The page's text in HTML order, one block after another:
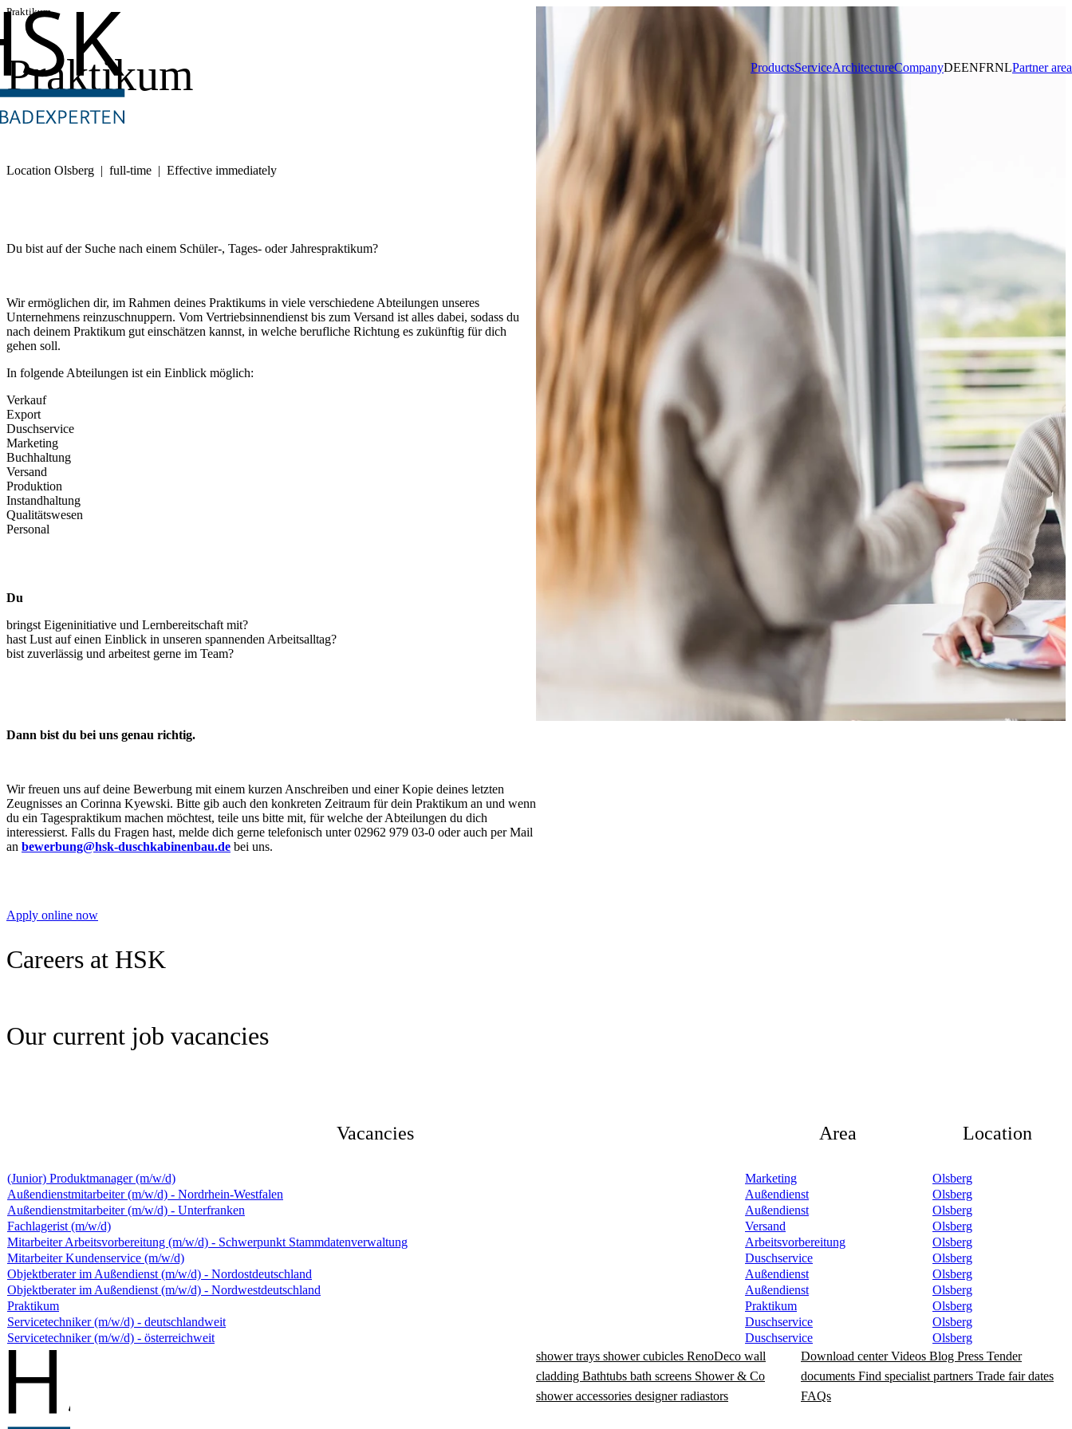
ProductsServiceArchitectureCompanyDEENFRNLPartner area
Praktikum
Praktikum
Location Olsberg | full-time | Effective immediately
Du bist auf der Suche nach einem Schüler-, Tages- oder Jahrespraktikum?
Wir ermöglichen dir, im Rahmen deines Praktikums in viele verschiedene Abteilungen unseres
Unternehmens reinzuschnuppern. Vom Vertriebsinnendienst bis zum Versand ist alles dabei, sodass du
nach deinem Praktikum gut einschätzen kannst, in welche berufliche Richtung es zukünftig für dich
gehen soll.
In folgende Abteilungen ist ein Einblick möglich:
Verkauf
Export
Duschservice
Marketing
Buchhaltung
Versand
Produktion
Instandhaltung
Qualitätswesen
Personal
Du
bringst Eigeninitiative und Lernbereitschaft mit?
hast Lust auf einen Einblick in unseren spannenden Arbeitsalltag?
bist zuverlässig und arbeitest gerne im Team?
Dann bist du bei uns genau richtig.
Wir freuen uns auf deine Bewerbung mit einem kurzen Anschreiben und einer Kopie deines letzten
Zeugnisses an Corinna Kyewski. Bitte gib auch den konkreten Zeitraum für dein Praktikum an und wenn
du ein Tagespraktikum machen möchtest, teile uns bitte mit, für welche der Abteilungen du dich
interessierst. Falls du Fragen hast, melde dich gerne telefonisch unter 02962 979 03-0 oder auch per Mail
an bewerbung@hsk-duschkabinenbau.de bei uns.
Apply online now
Careers at HSK
Our current job vacancies
Vacancies Area Location
(Junior) Produktmanager (m/w/d) Marketing
Olsberg
Außendienstmitarbeiter (m/w/d) - Nordrhein-Westfalen
Außendienst
Olsberg
Außendienstmitarbeiter (m/w/d) - Unterfranken
Außendienst
Olsberg
Fachlagerist (m/w/d)
Versand
Olsberg
Mitarbeiter Arbeitsvorbereitung (m/w/d) - Schwerpunkt Stammdatenverwaltung
Arbeitsvorbereitung
Olsberg
Mitarbeiter Kundenservice (m/w/d)
Duschservice
Olsberg
Objektberater im Außendienst (m/w/d) - Nordostdeutschland
Außendienst
Olsberg
Objektberater im Außendienst (m/w/d) - Nordwestdeutschland
Außendienst
Olsberg
Praktikum
Praktikum
Olsberg
Servicetechniker (m/w/d) - deutschlandweit
Duschservice
Olsberg
Servicetechniker (m/w/d) - österreichweit
Duschservice
Olsberg
shower trays shower cubicles RenoDeco wall
cladding Bathtubs bath screens Shower & Co
shower accessories designer radiastors
Download centerVideos Blog Press Tender
documents Find specialist partners Trade fair dates
FAQs